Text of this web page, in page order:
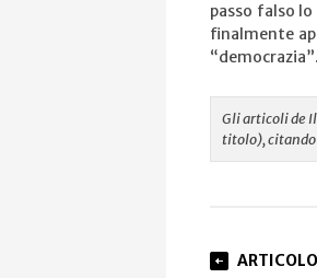
passo falso
finalmente
“democrazia”.
Gli articoli de
titolo),